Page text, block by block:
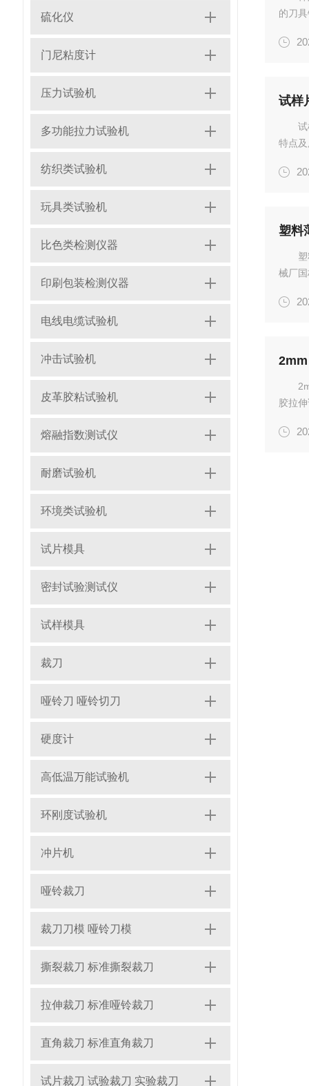
硫化仪
门尼粘度计
压力试验机
多功能拉力试验机
纺织类试验机
玩具类试验机
比色类检测仪器
印刷包装检测仪器
电线电缆试验机
冲击试验机
皮革胶粘试验机
熔融指数测试仪
耐磨试验机
环境类试验机
试片模具
密封试验测试仪
试样模具
裁刀
哑铃刀 哑铃切刀
硬度计
高低温万能试验机
环刚度试验机
冲片机
哑铃裁刀
裁刀刀模 哑铃刀模
撕裂裁刀 标准撕裂裁刀
拉伸裁刀 标准哑铃裁刀
直角裁刀 标准直角裁刀
试片裁刀 试验裁刀 实验裁刀
的刀
性2、
试样
特点
品样
塑料
械厂
哑铃
胶拉
类:1.